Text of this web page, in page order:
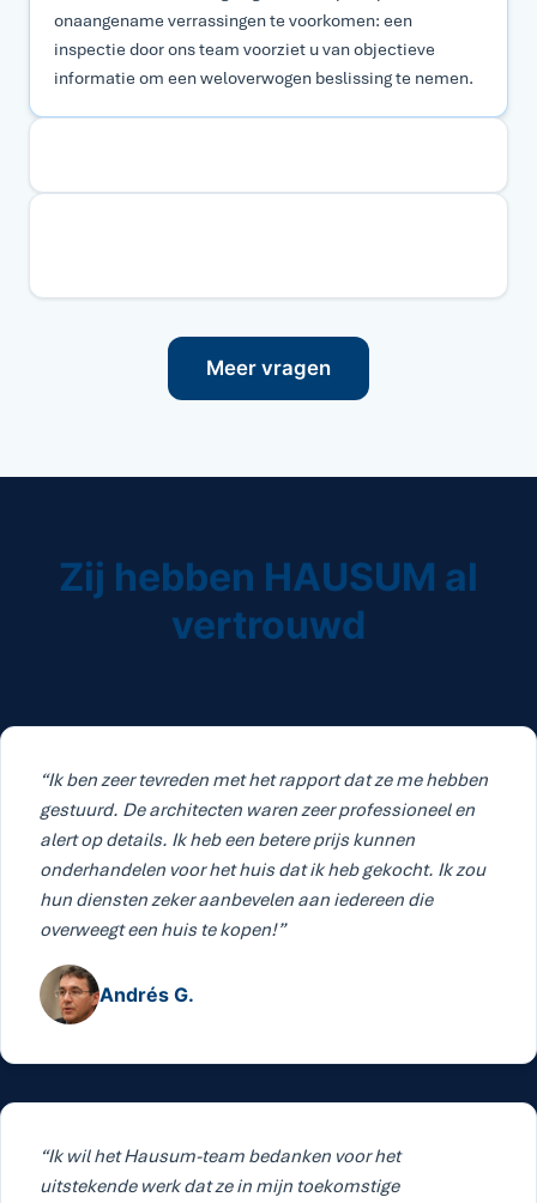
onaangename verrassingen te voorkomen: een
inspectie door ons team voorziet u van objectieve
informatie om een weloverwogen beslissing te nemen.
Meer vragen
Zij hebben HAUSUM al
vertrouwd
“Ik ben zeer tevreden met het rapport dat ze me hebben
gestuurd. De architecten waren zeer professioneel en
alert op details. Ik heb een betere prijs kunnen
onderhandelen voor het huis dat ik heb gekocht. Ik zou
hun diensten zeker aanbevelen aan iedereen die
overweegt een huis te kopen!”
Andrés G.
“Ik wil het Hausum-team bedanken voor het
uitstekende werk dat ze in mijn toekomstige